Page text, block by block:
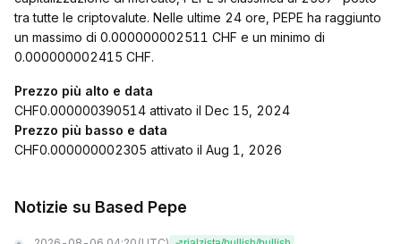
tra tutte le criptovalute. Nelle ultime 24 ore, PEPE ha raggiunto
un massimo di 0.000000002511 CHF e un minimo di
0.000000002415 CHF.
Prezzo più alto e data
CHF0.000000390514 attivato il Dec 15, 2024
Prezzo più basso e data
CHF0.000000002305 attivato il Aug 1, 2026
Notizie su Based Pepe